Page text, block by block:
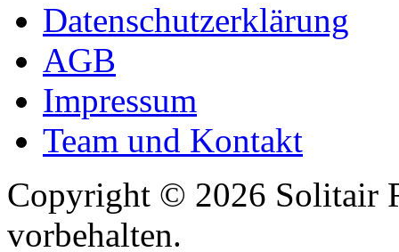
Datenschutzerklärung
AGB
Impressum
Team und Kontakt
Copyright © 2026 Solitair
vorbehalten.